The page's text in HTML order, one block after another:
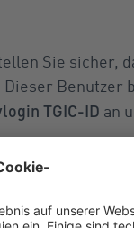
Sie sicher,
Benutzer
TGIC-ID an
Der traditionelle
Die Datei kann